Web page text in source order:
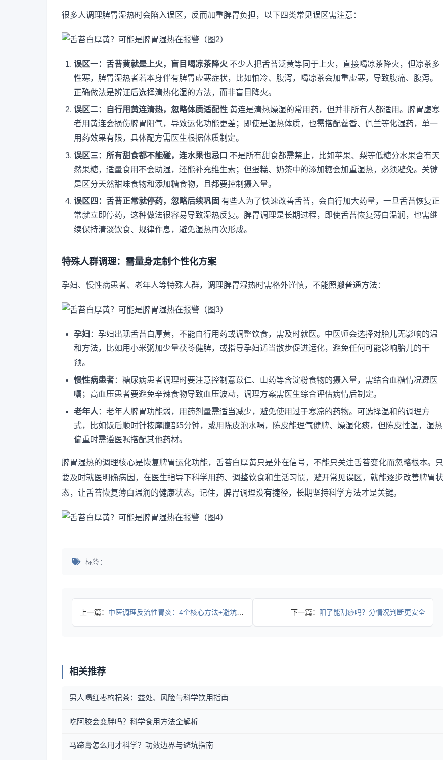
很多人调理脾胃湿热时会陷入误区，反而加重脾胃负担，以下四类常见误区需注意：
误区一：舌苔黄就是上火，盲目喝凉茶降火 不少人把舌苔泛黄等同于上火，直接喝凉茶降火，但凉茶多
性寒，脾胃湿热者若本身伴有脾胃虚寒症状，比如怕冷、腹泻，喝凉茶会加重虚寒，导致腹痛、腹泻。
正确做法是辨证后选择清热化湿的方法，而非盲目降火。
误区二：自行用黄连清热，忽略体质适配性 黄连是清热燥湿的常用药，但并非所有人都适用。脾胃虚寒
者用黄连会损伤脾胃阳气，导致运化功能更差；即使是湿热体质，也需搭配藿香、佩兰等化湿药，单一
用药效果有限，具体配方需医生根据体质制定。
误区三：所有甜食都不能碰，连水果也忌口 不是所有甜食都需禁止，比如苹果、梨等低糖分水果含有天
然果糖，适量食用不会助湿，还能补充维生素；但蛋糕、奶茶中的添加糖会加重湿热，必须避免。关键
是区分天然甜味食物和添加糖食物，且都要控制摄入量。
误区四：舌苔正常就停药，忽略后续巩固 有些人为了快速改善舌苔，会自行加大药量，一旦舌苔恢复正
常就立即停药，这种做法很容易导致湿热反复。脾胃调理是长期过程，即使舌苔恢复薄白温润，也需继
续保持清淡饮食、规律作息，避免湿热再次形成。
特殊人群调理：需量身定制个性化方案
孕妇、慢性病患者、老年人等特殊人群，调理脾胃湿热时需格外谨慎，不能照搬普通方法：
孕妇 ：孕妇出现舌苔白厚黄，不能自行用药或调整饮食，需及时就医。中医师会选择对胎儿无影响的温
和方法，比如用小米粥加少量茯苓健脾，或指导孕妇适当散步促进运化，避免任何可能影响胎儿的干
预。
慢性病患者：糖尿病患者调理时要注意控制薏苡仁、山药等含淀粉食物的摄入量，需结合血糖情况遵医
嘱；高血压患者要避免辛辣食物导致血压波动，调理方案需医生综合评估病情后制定。
老年人 ：老年人脾胃功能弱，用药剂量需适当减少，避免使用过于寒凉的药物。可选择温和的调理方
式，比如饭后顺时针按摩腹部5分钟，或用陈皮泡水喝，陈皮能理气健脾、燥湿化痰，但陈皮性温，湿热
偏重时需遵医嘱搭配其他药材。
脾胃湿热的调理核心是恢复脾胃运化功能，舌苔白厚黄只是外在信号，不能只关注舌苔变化而忽略根本。只
要及时就医明确病因，在医生指导下科学用药、调整饮食和生活习惯，避开常见误区，就能逐步改善脾胃状
态，让舌苔恢复薄白温润的健康状态。记住，脾胃调理没有捷径，长期坚持科学方法才是关键。
标签：
上一篇： 中医调理反流性胃炎：4个核心方法+避坑指南，帮你缓解烧心反酸 下一篇： 阳了能刮痧吗？分情况判断更安全
相关推荐
男人喝红枣枸杞茶：益处、风险与科学饮用指南
吃阿胶会变胖吗？科学食用方法全解析
马蹄膏怎么用才科学？功效边界与避坑指南